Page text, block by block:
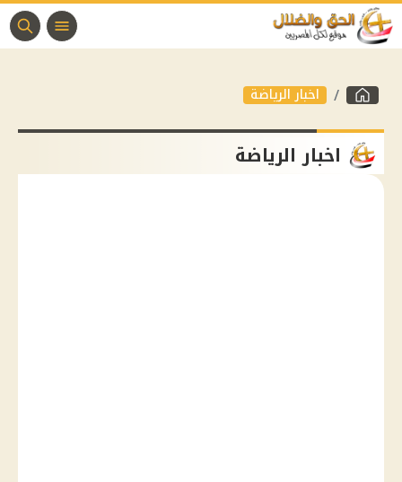
اخبار الرياضة
اخبار الرياضة